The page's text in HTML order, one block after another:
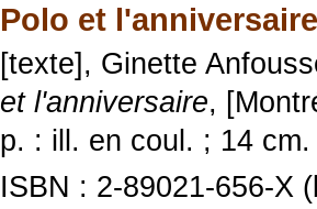
Polo et
[texte], Ginette
et l'anniversaire,
p. : ill. en coul. ; 14 cm.
ISBN : 2-89021-656-X